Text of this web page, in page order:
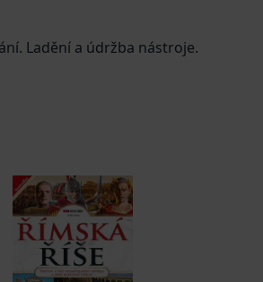
Ladění a údržba nástroje.
vyzkoušet pestrou
dostaví. Spolehlivým
a základy improvizace.
rady pro vlastní písňovou
kytaru, zalistujte v naší knize